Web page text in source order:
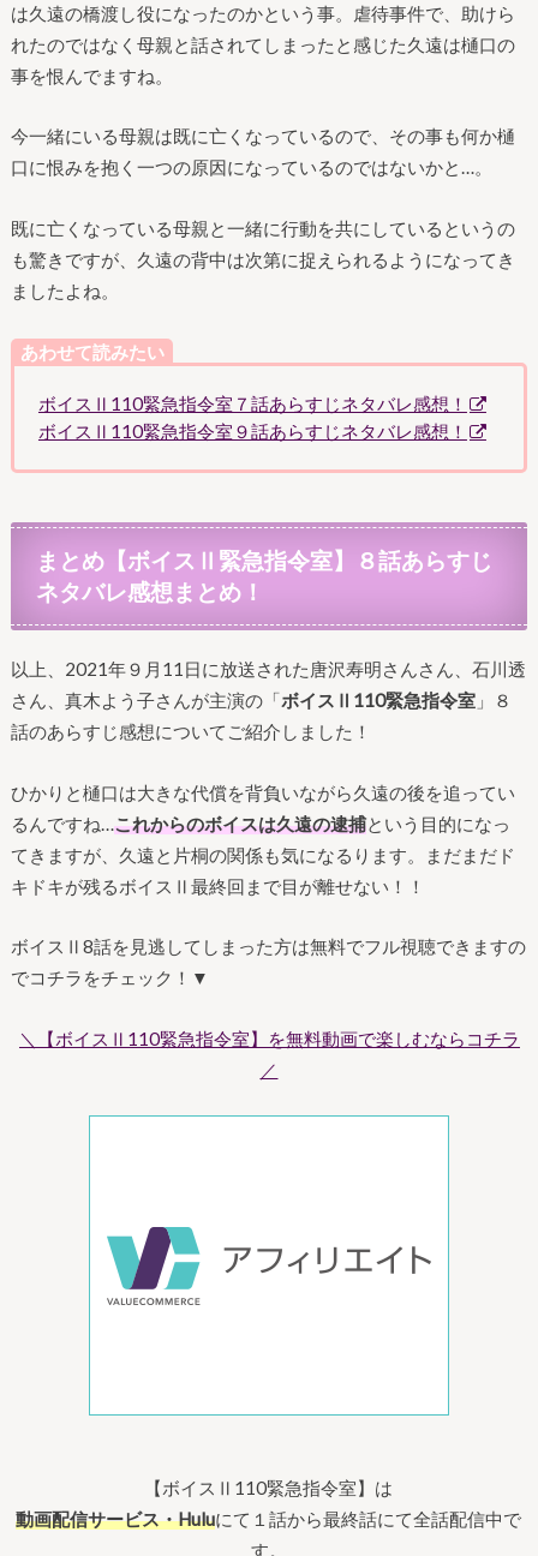
は久遠の橋渡し役になったのかという事。虐待事件で、助けら
れたのではなく母親と話されてしまったと感じた久遠は樋口の
事を恨んでますね。
今一緒にいる母親は既に亡くなっているので、その事も何か樋
口に恨みを抱く一つの原因になっているのではないかと…。
既に亡くなっている母親と一緒に行動を共にしているというの
も驚きですが、久遠の背中は次第に捉えられるようになってき
ましたよね。
あわせて読みたい
ボイスⅡ110緊急指令室７話あらすじネタバレ感想！
ボイスⅡ110緊急指令室９話あらすじネタバレ感想！
まとめ 【ボイスⅡ緊急指令室】８話あらすじ
ネタバレ感想まとめ！
以上、2021年９月11日に放送された唐沢寿明さんさん、石川透
さん、真木よう子さんが主演の「ボイスⅡ110緊急指令室」８
話のあらすじ感想についてご紹介しました！
ひかりと樋口は大きな代償を背負いながら久遠の後を追ってい
るんですね…これからのボイスは久遠の逮捕という目的になっ
てきますが、久遠と片桐の関係も気になるります。まだまだド
キドキが残るボイスⅡ最終回まで目が離せない！！
ボイスⅡ8話を見逃してしまった方は無料でフル視聴できますの
でコチラをチェック！▼
＼【ボイスⅡ110緊急指令室】を無料動画で楽しむならコチラ
／
【ボイスⅡ110緊急指令室】は
動画配信サービス・Huluにて１話から最終話にて全話配信中で
す。